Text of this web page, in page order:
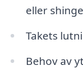
eller
Takets
Behov av